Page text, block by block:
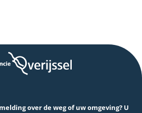
over de weg of uw omgeving? U